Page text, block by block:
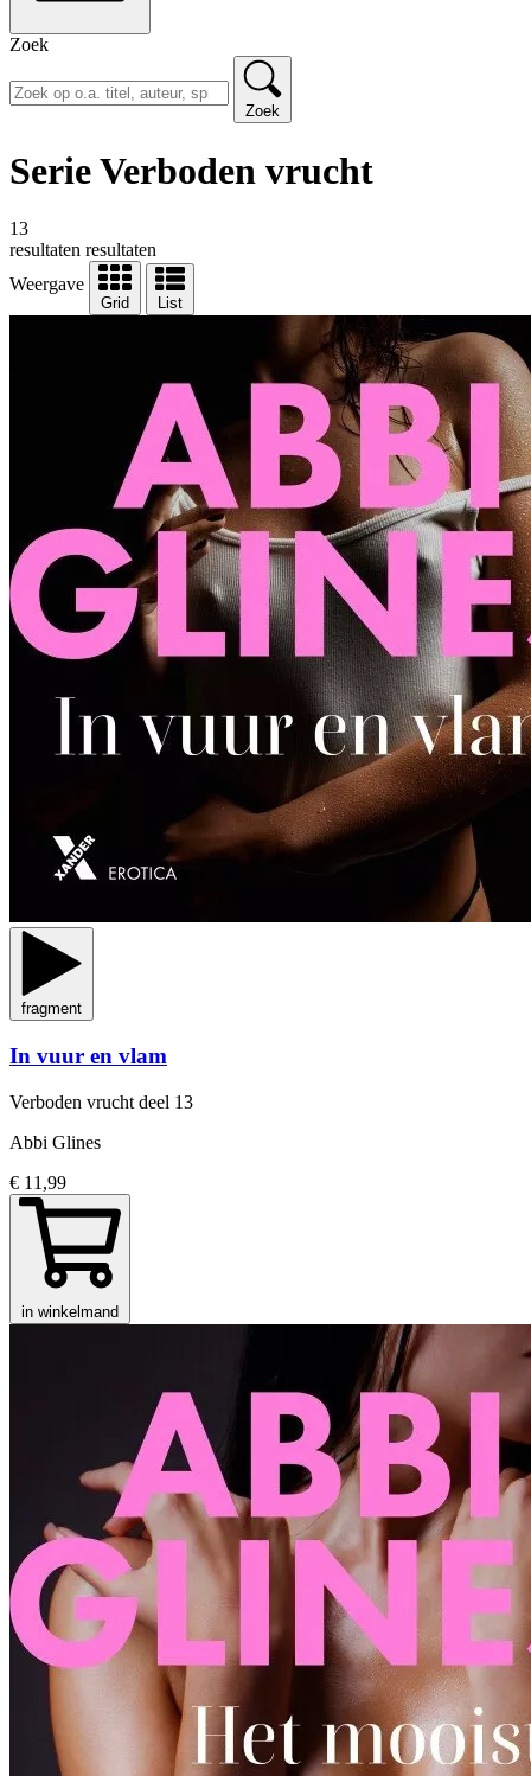
Zoek
Zoek
Serie Verboden vrucht
13
resultaten resultaten
Weergave
Grid List
fragment
In vuur en vlam
Verboden vrucht deel 13
Abbi Glines
€ 11,99
in winkelmand